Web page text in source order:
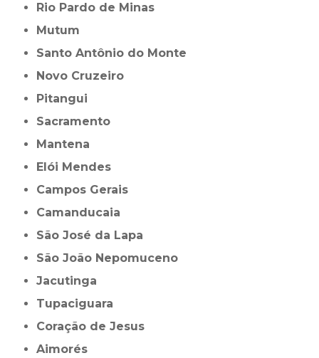
Rio Pardo de Minas
Mutum
Santo Antônio do Monte
Novo Cruzeiro
Pitangui
Sacramento
Mantena
Elói Mendes
Campos Gerais
Camanducaia
São José da Lapa
São João Nepomuceno
Jacutinga
Tupaciguara
Coração de Jesus
Aimorés